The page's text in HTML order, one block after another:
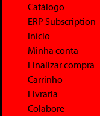
Catálogo
ERP Subscription
Início
Minha conta
Finalizar compra
Carrinho
Livraria
Colabore